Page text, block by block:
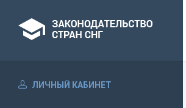
ЛИЧНЫЙ КАБИНЕТ